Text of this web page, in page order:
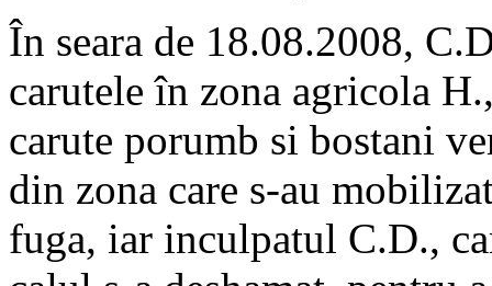
În seara de 18.08.2008,
carutele în zona agricola
carute porumb si bostani
din zona care s-au
fuga, iar inculpatul C.D.,